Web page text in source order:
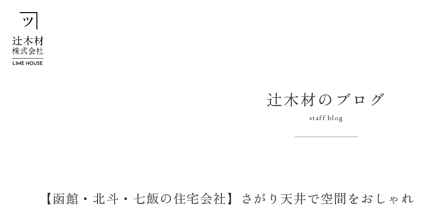
辻木材のブログ
staff blog
【函館・北斗・七飯の住宅会社】さがり天井で空間をおしゃれ